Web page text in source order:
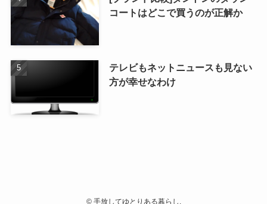
コートはどこで買うのが正解か
テレビもネットニュースも見ない
方が幸せなわけ
©手放してゆとりある暮らし.